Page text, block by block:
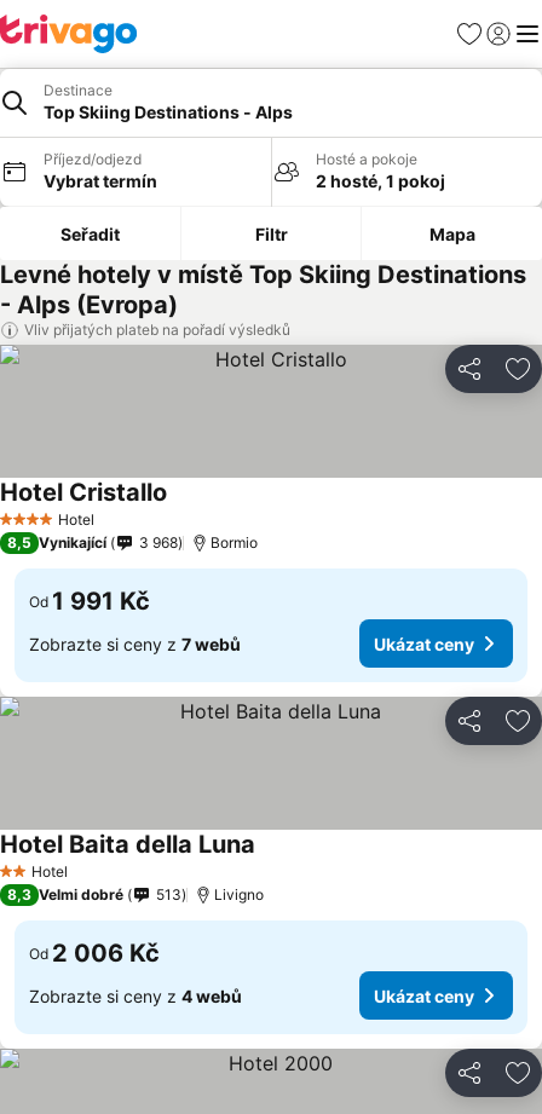
Oblíbené
Destinace
Top Skiing Destinations - Alps
Příjezd/odjezd
Vybrat termín
Hosté a pokoje
2 hosté, 1 pokoj
Seřadit Filtr Mapa
Levné hotely v místě Top Skiing Destinations
- Alps (Evropa)
Vliv přijatých plateb na pořadí výsledků
Sdílet
4 Počet hvězdiček
Hotel
Hotel Cristallo
8,5 Vynikající 3 968 Bormio
Od 1 991 Kč
Zobrazte si ceny z 7 webů Ukázat ceny
Sdílet
2 Počet hvězdiček
Hotel
Hotel Baita della Luna
8,3 Velmi dobré 513 Livigno
Od 2 006 Kč
Zobrazte si ceny z 4 webů Ukázat ceny
Sdílet